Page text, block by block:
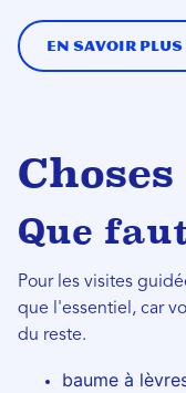
En savoir plus
Que
Pour les visites
que l'essentiel, car
du reste.
baume à